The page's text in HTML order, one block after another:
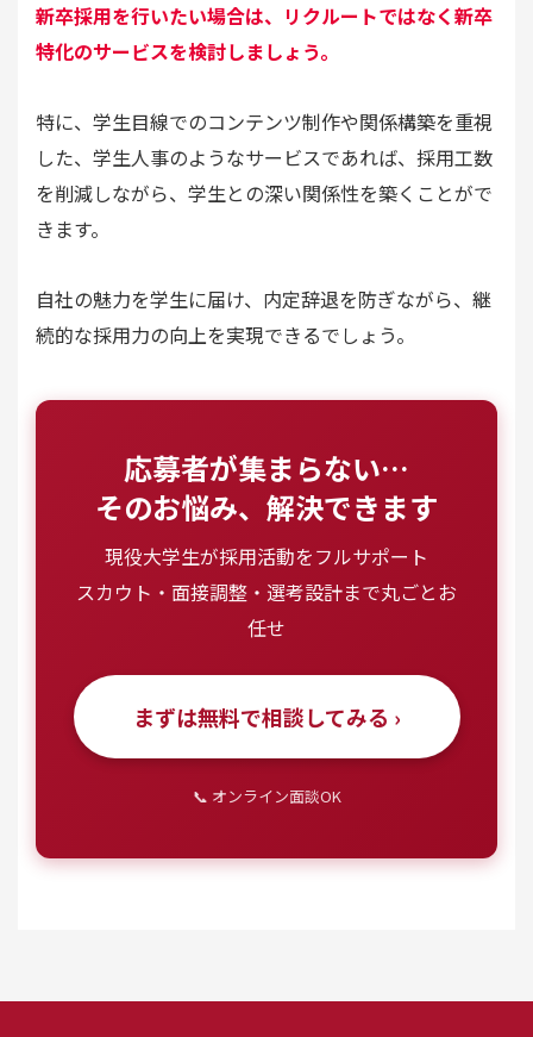
新卒採用を行いたい場合は、リクルートではなく新卒
特化のサービスを検討しましょう。
特に、学生目線でのコンテンツ制作や関係構築を重視
した、学生人事のようなサービスであれば、採用工数
を削減しながら、学生との深い関係性を築くことがで
きます。
自社の魅力を学生に届け、内定辞退を防ぎながら、継
続的な採用力の向上を実現できるでしょう。
応募者が集まらない…
そのお悩み、解決できます
現役大学生が採用活動をフルサポート
スカウト・面接調整・選考設計まで丸ごとお
任せ
まずは無料で相談してみる ›
📞 オンライン面談OK